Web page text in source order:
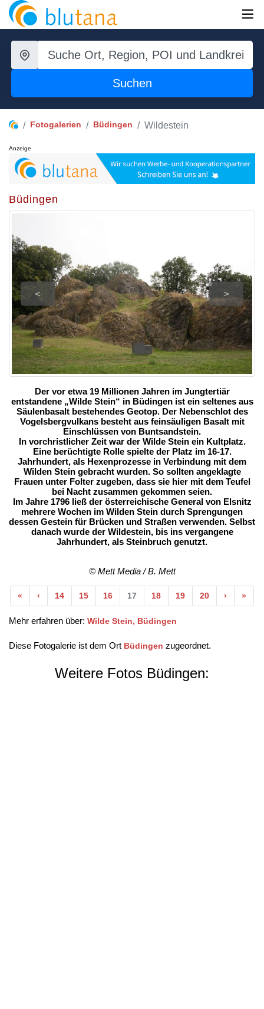
Suchen
Fotogalerien Büdingen Wildestein
Anzeige
Büdingen
< >
Der vor etwa 19 Millionen Jahren im Jungtertiär
entstandene „Wilde Stein“ in Büdingen ist ein seltenes aus
Säulenbasalt bestehendes Geotop. Der Nebenschlot des
Vogelsbergvulkans besteht aus feinsäuligen Basalt mit
Einschlüssen von Buntsandstein.
In vorchristlicher Zeit war der Wilde Stein ein Kultplatz.
Eine berüchtigte Rolle spielte der Platz im 16-17.
Jahrhundert, als Hexenprozesse in Verbindung mit dem
Wilden Stein gebracht wurden. So sollten angeklagte
Frauen unter Folter zugeben, dass sie hier mit dem Teufel
bei Nacht zusammen gekommen seien.
Im Jahre 1796 ließ der österreichische General von Elsnitz
mehrere Wochen im Wilden Stein durch Sprengungen
dessen Gestein für Brücken und Straßen verwenden. Selbst
danach wurde der Wildestein, bis ins vergangene
Jahrhundert, als Steinbruch genutzt.
© Mett Media / B. Mett
« Anfang
‹ Vorherige
14 15 16 17 18 19 20 › Nächste
»
Mehr erfahren über: Wilde Stein, Büdingen
Diese Fotogalerie ist dem Ort Büdingen zugeordnet.
Weitere Fotos Büdingen: